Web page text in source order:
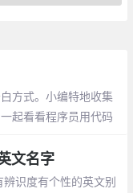
方式。小编特地收集
起看看程序员用代码
文名字
识度有个性的英文别